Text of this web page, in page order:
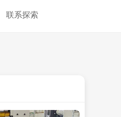
联系探索